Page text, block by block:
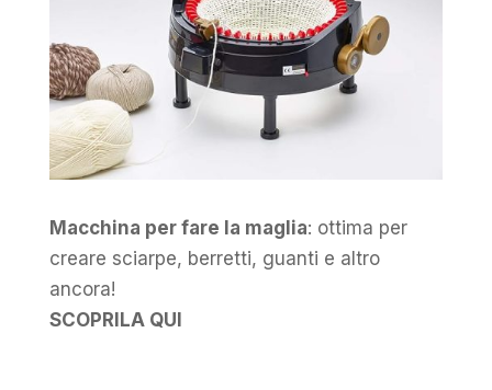
Macchina per fare la maglia: ottima per
creare sciarpe, berretti, guanti e altro
ancora!
SCOPRILA QUI